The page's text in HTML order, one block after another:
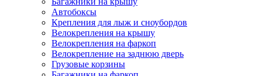
Автобоксы
Крепления для лыж и сноубордов
Велокрепления на крышу
Велокрепления на фаркоп
Велокрепление на заднюю дверь
Грузовые корзины